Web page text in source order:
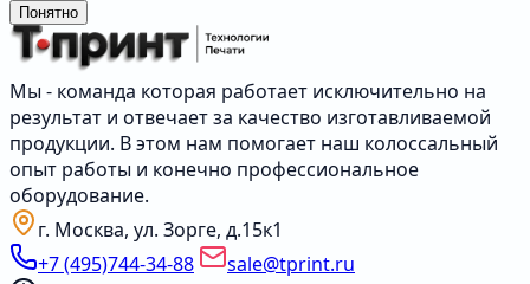
Понятно
Мы - команда которая работает исключительно на
результат и отвечает за качество изготавливаемой
продукции. В этом нам помогает наш колоссальный
опыт работы и конечно профессиональное
оборудование.
г. Москва, ул. Зорге, д.15к1
+7 (495)744-34-88
sale@tprint.ru